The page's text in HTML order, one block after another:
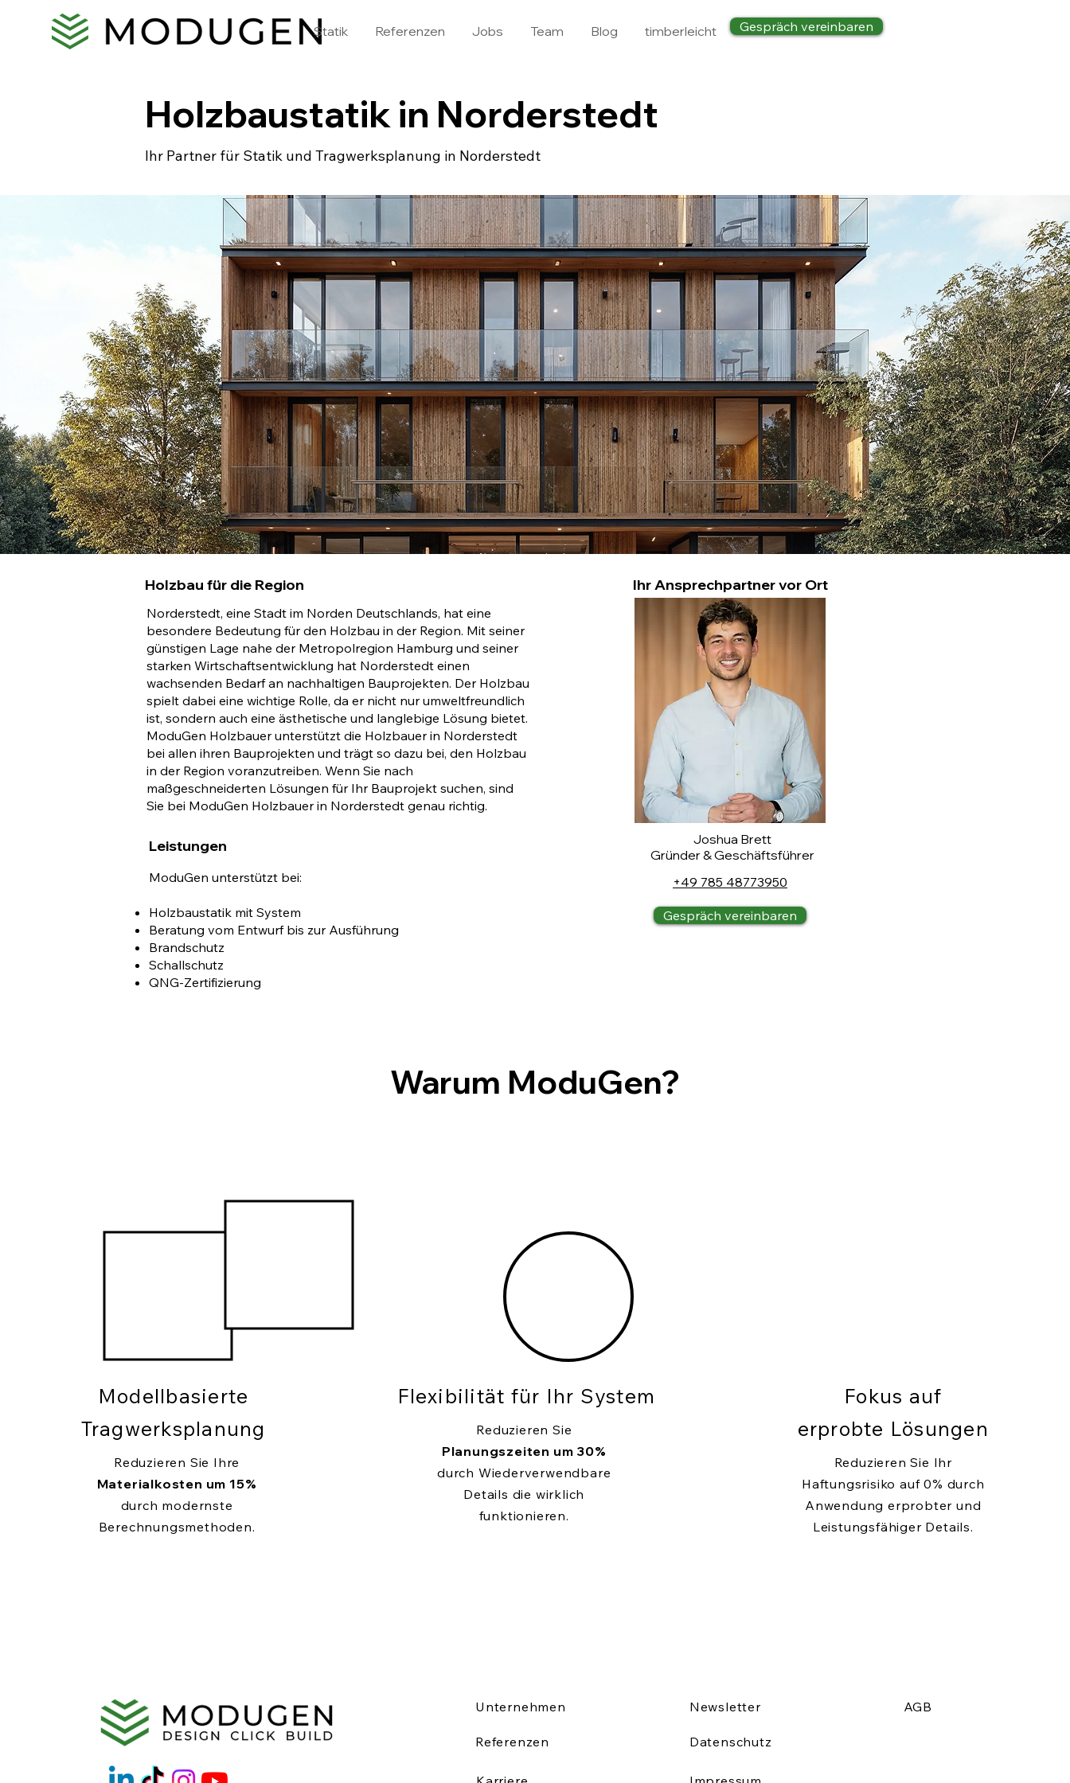
Statik Referenzen Jobs Team Blog timberleicht Gespräch vereinbaren
Holzbaustatik in Norderstedt
Ihr Partner für Statik und Tragwerksplanung in Norderstedt
Holzbau für die Region
Norderstedt, eine Stadt im Norden Deutschlands, hat eine
besondere Bedeutung für den Holzbau in der Region. Mit seiner
günstigen Lage nahe der Metropolregion Hamburg und seiner
starken Wirtschaftsentwicklung hat Norderstedt einen
wachsenden Bedarf an nachhaltigen Bauprojekten. Der Holzbau
spielt dabei eine wichtige Rolle, da er nicht nur umweltfreundlich
ist, sondern auch eine ästhetische und langlebige Lösung bietet.
ModuGen Holzbauer unterstützt die Holzbauer in Norderstedt
bei allen ihren Bauprojekten und trägt so dazu bei, den Holzbau
in der Region voranzutreiben. Wenn Sie nach
maßgeschneiderten Lösungen für Ihr Bauprojekt suchen, sind
Sie bei ModuGen Holzbauer in Norderstedt genau richtig.
Leistungen
ModuGen unterstützt bei:
Holzbaustatik mit System
Beratung vom Entwurf bis zur Ausführung
Brandschutz
Schallschutz
QNG-Zertifizierung
Ihr Ansprechpartner vor Ort
Joshua Brett
Gründer & Geschäftsführer
+49 785 48773950
Gespräch vereinbaren
Warum ModuGen?
Modellbasierte
Tragwerksplanung
Reduzieren Sie Ihre
Materialkosten um 15%
durch modernste
Berechnungsmethoden.
Flexibilität für Ihr System
Reduzieren Sie
Planungszeiten um 30%
durch Wiederverwendbare
Details die wirklich
funktionieren.
Fokus auf
erprobte Lösungen
Reduzieren Sie Ihr
Haftungsrisiko auf 0% durch
Anwendung erprobter und
Leistungsfähiger Details.
Unternehmen
Referenzen
Newsletter
Datenschutz
AGB